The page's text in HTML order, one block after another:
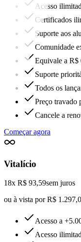
Acesso
Certificados
Suporte aos
Comunidade
Equivale a R$
Suporte
Todos os
Preço travado
Cancele a
Começar agora
Vitalício
18x R$ 93,59sem juros
ou à vista por R$
Acesso a
Acesso